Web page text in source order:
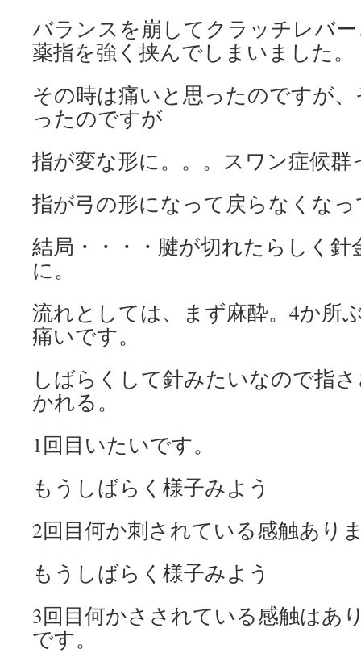
バランスを崩してクラッチレバ
薬指を強く挟んでしまいました。
その時は痛いと思ったのですが
ったのですが
指が変な形に。。。スワン症候
指が弓の形になって戻らなくな
結局・・・・腱が切れたらしく針
に。
流れとしては、まず麻酔。4か所
痛いです。
しばらくして針みたいなので指
かれる。
1回目いたいです。
もうしばらく様子みよう
2回目何か刺されている感触あり
もうしばらく様子みよう
3回目何かさされている感触はあ
です。